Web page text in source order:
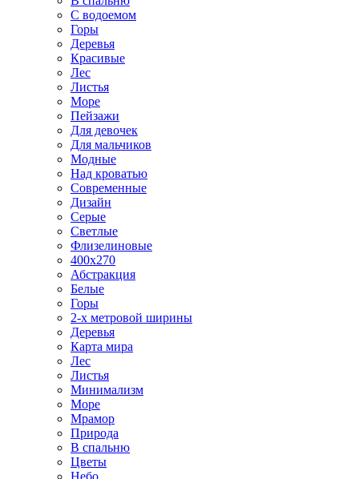
С водоемом
Горы
Деревья
Красивые
Лес
Листья
Море
Пейзажи
Для девочек
Для мальчиков
Модные
Над кроватью
Современные
Дизайн
Серые
Светлые
Флизелиновые
400х270
Абстракция
Белые
Горы
2-х метровой ширины
Деревья
Карта мира
Лес
Листья
Минимализм
Море
Мрамор
Природа
В спальню
Цветы